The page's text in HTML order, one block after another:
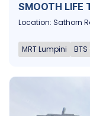
SMOOTH LIFE
Location: Sathorn
MRT Lumpini